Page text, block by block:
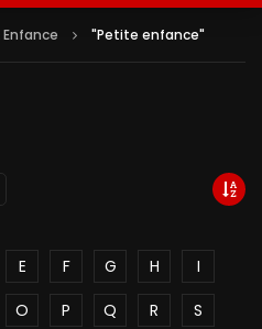
Enfance "Petite enfance"
E F G H
I
O P Q R
S